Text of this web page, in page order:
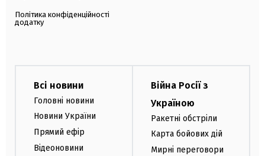
Політика конфіденційності
додатку
Всі новини
Головні новини
Новини України
Прямий ефір
Відеоновини
Війна Росії з
Україною
Ракетні обстріли
Карта бойових дій
Мирні переговори